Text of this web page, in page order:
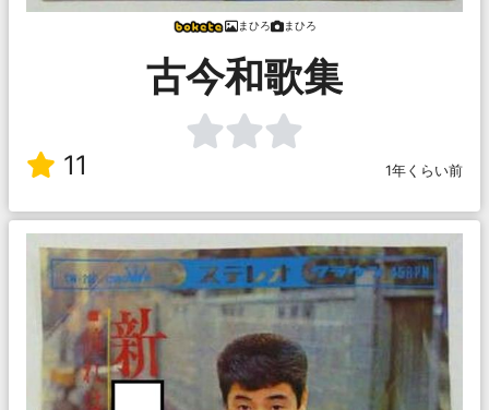
まひろ まひろ
古今和歌集
11 1年くらい前